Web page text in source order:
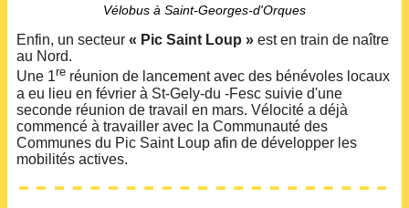
Vélobus à Saint-Georges-d'Orques
Enfin, un secteur « Pic Saint Loup » est en train de naître
au Nord.
Une 1re réunion de lancement avec des bénévoles locaux
a eu lieu en février à St-Gely-du -Fesc suivie d'une
seconde réunion de travail en mars. Vélocité a déjà
commencé à travailler avec la Communauté des
Communes du Pic Saint Loup afin de développer les
mobilités actives.